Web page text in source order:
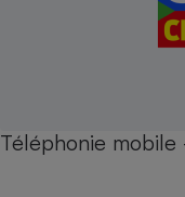
Téléphonie